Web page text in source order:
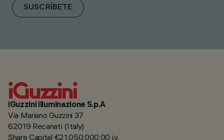
SUSCRÍBETE
iGuzzini illuminazione S.p.A
Via Mariano Guzzini 37
62019 Recanati (Italy)
Share Capital €21.050.000,00 i.v.